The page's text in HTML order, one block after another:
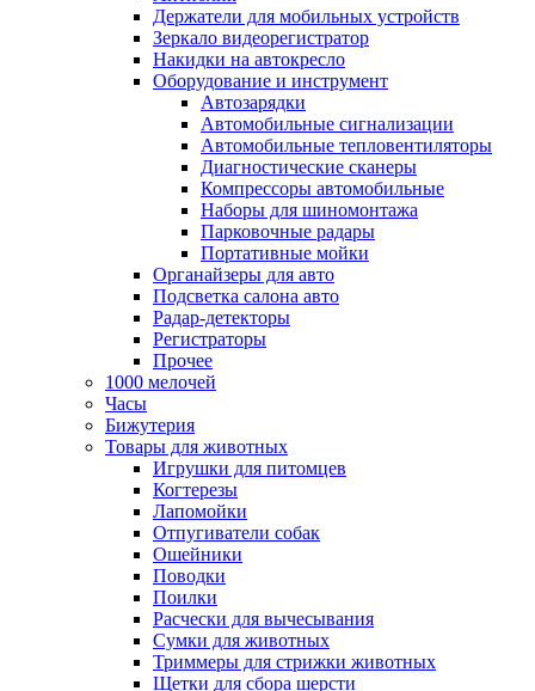
Держатели для мобильных устройств
Зеркало видеорегистратор
Накидки на автокресло
Оборудование и инструмент
Автозарядки
Автомобильные сигнализации
Автомобильные тепловентиляторы
Диагностические сканеры
Компрессоры автомобильные
Наборы для шиномонтажа
Парковочные радары
Портативные мойки
Органайзеры для авто
Подсветка салона авто
Радар-детекторы
Регистраторы
Прочее
1000 мелочей
Часы
Бижутерия
Товары для животных
Игрушки для питомцев
Когтерезы
Лапомойки
Отпугиватели собак
Ошейники
Поводки
Поилки
Расчески для вычесывания
Сумки для животных
Триммеры для стрижки животных
Щетки для сбора шерсти